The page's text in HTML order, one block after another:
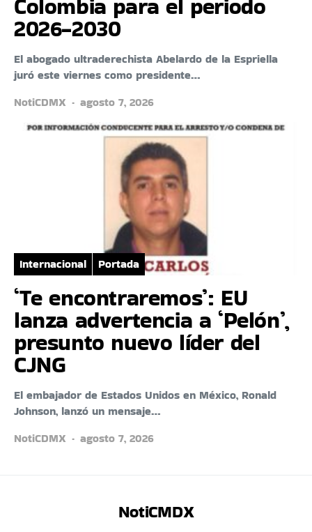
2026-2030
El abogado ultraderechista Abelardo de la Espriella
juró este viernes como presidente…
NotiCDMX
agosto 7, 2026
Internacional Portada
‘Te encontraremos’: EU
lanza advertencia a ‘Pelón’,
presunto nuevo líder del
CJNG
El embajador de Estados Unidos en México, Ronald
Johnson, lanzó un mensaje…
NotiCDMX
agosto 7, 2026
NotiCMDX